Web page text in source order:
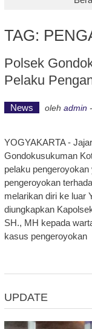
TAG:
Polsek
Pelaku
News oleh admin -
YOGYAKARTA -
Gondokusukuman
pelaku
pengeroyokan
melarikan diri ke luar
diungkapkan
SH., MH kepada
kasus pengeroyokan
UPDATE